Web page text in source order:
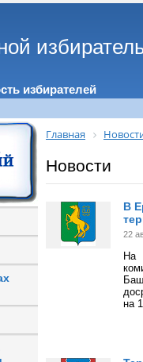
избирателей
Главная
Новости
В
22
На
на